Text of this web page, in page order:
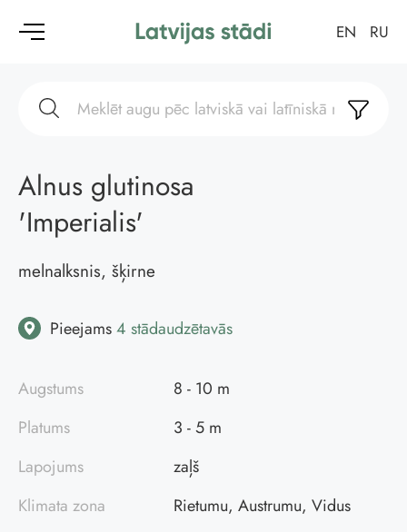
EN RU
Alnus glutinosa
'Imperialis'
melnalksnis, šķirne
Pieejams 4 stādaudzētavās
Augstums
8 - 10 m
Platums
3 - 5 m
Lapojums
zaļš
Klimata zona
Rietumu, Austrumu, Vidus